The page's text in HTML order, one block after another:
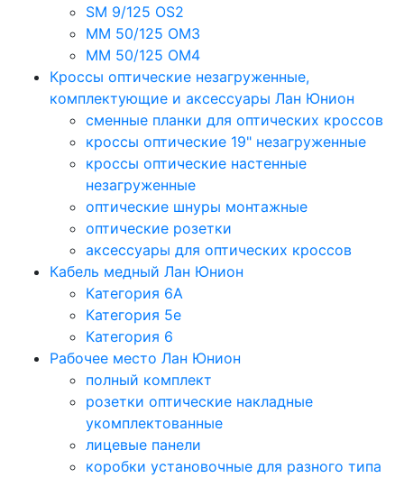
SM 9/125 OS2
MM 50/125 OM3
MM 50/125 OM4
Кроссы оптические незагруженные,
комплектующие и аксессуары Лан Юнион
сменные планки для оптических кроссов
кроссы оптические 19" незагруженные
кроссы оптические настенные
незагруженные
оптические шнуры монтажные
оптические розетки
аксессуары для оптических кроссов
Кабель медный Лан Юнион
Категория 6A
Категория 5e
Категория 6
Рабочее место Лан Юнион
полный комплект
розетки оптические накладные
укомплектованные
лицевые панели
коробки установочные для разного типа